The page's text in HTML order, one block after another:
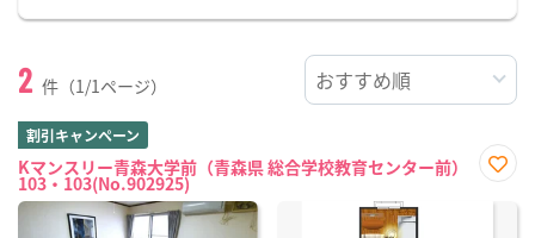
2 件（1/1ページ）
割引キャンペーン
Kマンスリー青森大学前（青森県 総合学校教育センター前）
103・103(No.902925)
に入